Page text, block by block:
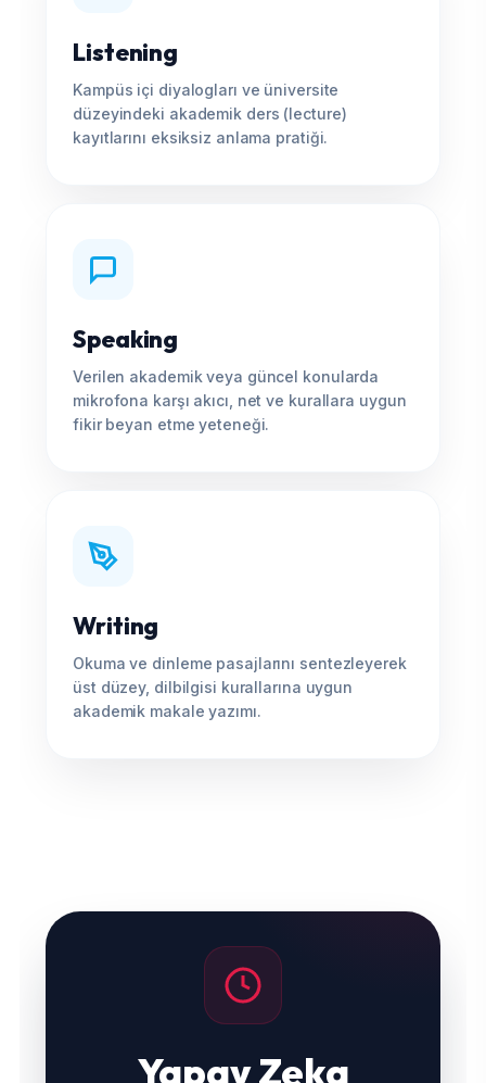
Listening
Kampüs içi diyalogları ve üniversite
düzeyindeki akademik ders (lecture)
kayıtlarını eksiksiz anlama pratiği.
Speaking
Verilen akademik veya güncel konularda
mikrofona karşı akıcı, net ve kurallara uygun
fikir beyan etme yeteneği.
Writing
Okuma ve dinleme pasajlarını sentezleyerek
üst düzey, dilbilgisi kurallarına uygun
akademik makale yazımı.
Yapay Zeka